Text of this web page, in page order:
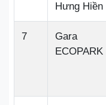
Hưng Hiền
7
Gara
ECOPARK